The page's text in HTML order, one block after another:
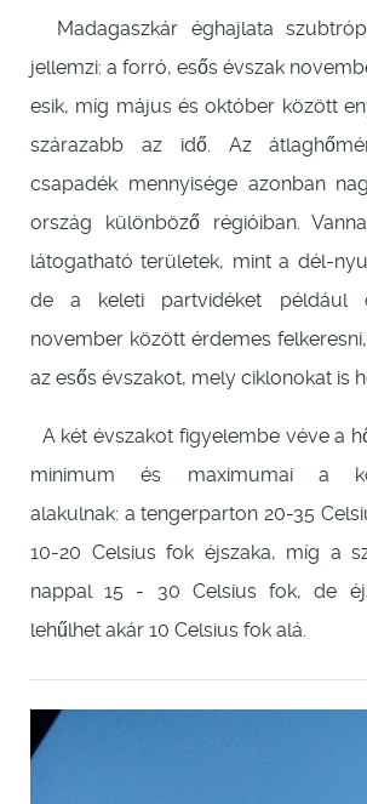
Madagaszkár éghajlata
jellemzi: a forró, esős évszak
esik, míg május és október között
szárazabb az idő. Az
csapadék mennyisége azonban
ország különböző régióiban.
látogatható területek, mint a dél-
de a keleti partvidéket például
november között érdemes
az esős évszakot, mely ciklonokat is
A két évszakot figyelembe véve a
minimum és maximumai a
alakulnak: a tengerparton 20-35
10-20 Celsius fok éjszaka, míg a
nappal 15 - 30 Celsius fok, de
lehűlhet akár 10 Celsius fok alá.